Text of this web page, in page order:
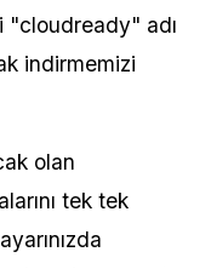
"cloudready" adı
indirmemizi
olan
tek tek